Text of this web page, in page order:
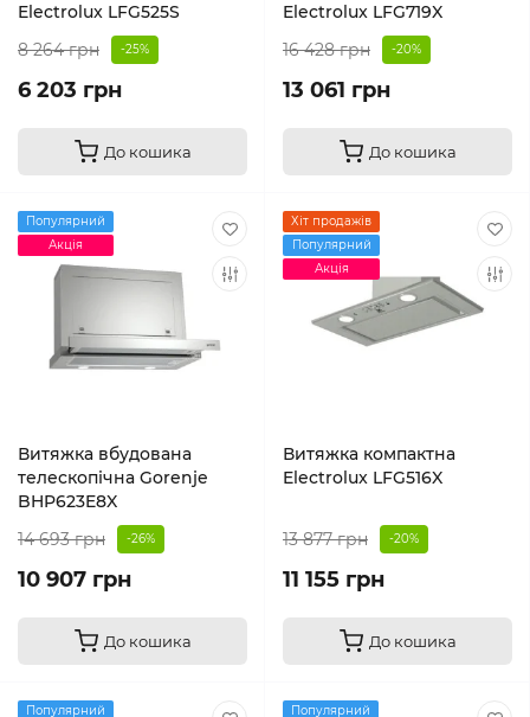
Electrolux LFG525S
8 264 грн
-25%
6 203 грн
До кошика
Electrolux LFG719X
16 428 грн
-20%
13 061 грн
До кошика
Популярний
Акція
Витяжка вбудована
телескопічна Gorenje
BHP623E8X
14 693 грн
-26%
10 907 грн
До кошика
Хіт продажів
Популярний
Акція
Витяжка компактна
Electrolux LFG516X
13 877 грн -20%
11 155 грн
До кошика
Популярний
Популярний